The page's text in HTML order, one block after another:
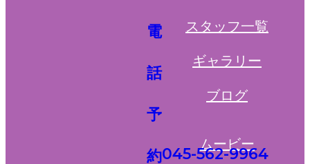
045-562-9964
スタッフ一覧
ギャラリー
ブログ
ムービー